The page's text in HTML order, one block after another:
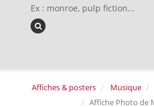
Ex : monroe, pulp fiction...
Affiches & posters Musique
Affiche Photo de